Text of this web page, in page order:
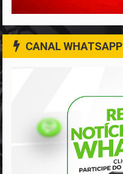
CANAL WHATSAPP